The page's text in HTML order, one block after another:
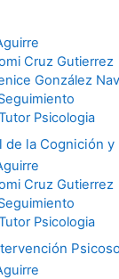
Cruz Gutierrez
González
Psicologia
de la Cognición
Cruz Gutierrez
Psicologia